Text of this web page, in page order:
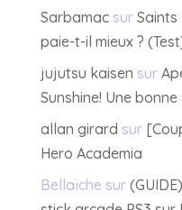
Sarbamacsur Saints
paie-t-il mieux ?
jujutsu kaisen sur
Sunshine! Une bonne
allan girard sur
Hero Academia
Bellaïche sur